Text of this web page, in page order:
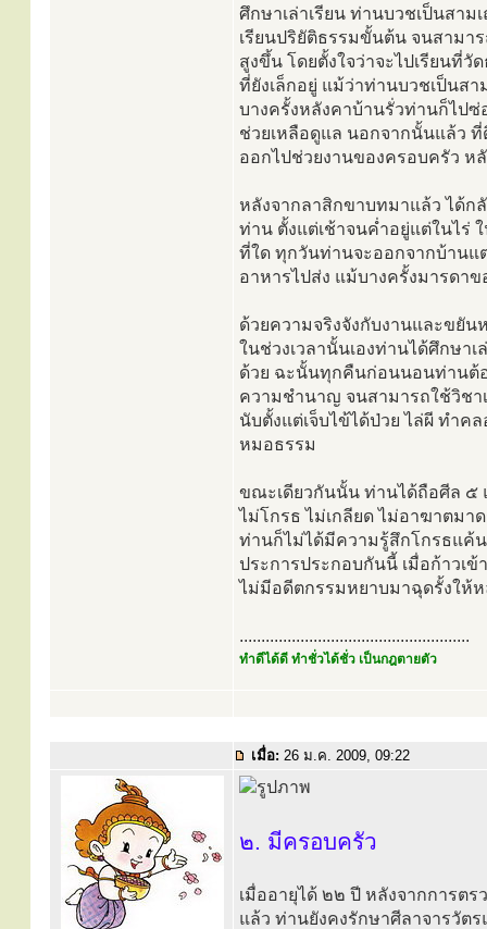
ศึกษาเล่าเรียน ท่านบวชเป็นสา
เรียนปริยัติธรรมขั้นต้น จนสามา
สูงขึ้น โดยตั้งใจว่าจะไปเรียนที่
ที่ยังเล็กอยู่ แม้ว่าท่านบวชเป็นส
บางครั้งหลังคาบ้านรั่วท่านก็ไป
ช่วยเหลือดูแล นอกจากนั้นแล้ว
ออกไปช่วยงานของครอบครัว ห
หลังจากลาสิกขาบทมาแล้ว ได้ก
ท่าน ตั้งแต่เช้าจนค่ำอยู่แต่ในไร่
ที่ใด ทุกวันท่านจะออกจากบ้านแ
อาหารไปส่ง แม้บางครั้งมารดา
ด้วยความจริงจังกับงานและขยัน
ในช่วงเวลานั้นเองท่านได้ศึกษา
ด้วย ฉะนั้นทุกคืนก่อนนอนท่านต้
ความชำนาญ จนสามารถใช้วิชา
นับตั้งแต่เจ็บไข้ได้ป่วย ไล่ผี ทำค
หมอธรรม
ขณะเดียวกันนั้น ท่านได้ถือศีล ๕
ไม่โกรธ ไม่เกลียด ไม่อาฆาตม
ท่านก็ไม่ได้มีความรู้สึกโกรธแค้
ประการประกอบกันนี้ เมื่อก้าวเ
ไม่มีอดีตกรรมหยาบมาฉุดรั้งให้ห
.....................................................
ทำดีได้ดี ทำชั่วได้ชั่ว เป็นกฎตายตัว
เมื่อ: 26 ม.ค. 2009, 09:22
๒. มีครอบครัว
เมื่ออายุได้ ๒๒ ปี หลังจากการต
แล้ว ท่านยังคงรักษาศีลาจารวัต